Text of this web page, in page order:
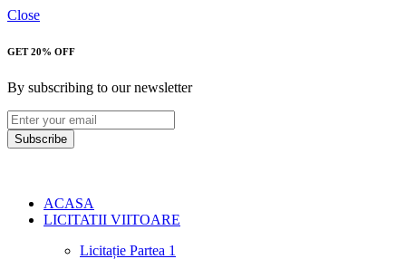
Close
GET 20% OFF
By subscribing to our newsletter
Subscribe
ACASA
LICITATII VIITOARE
Licitație Partea 1